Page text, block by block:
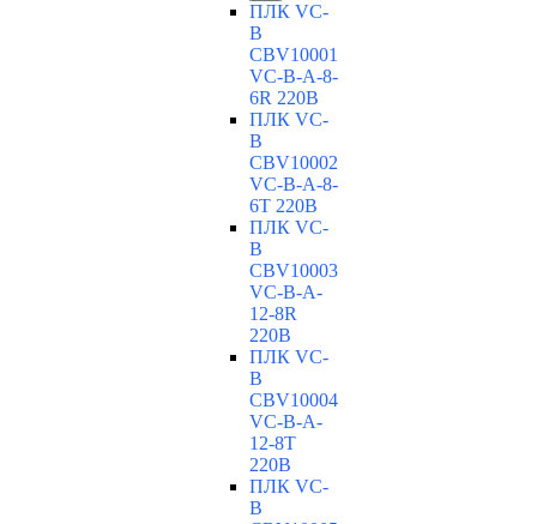
ПЛК VC-
B
CBV10001
VC-В-A-8-
6R 220В
ПЛК VC-
B
CBV10002
VC-В-A-8-
6T 220В
ПЛК VC-
B
CBV10003
VC-В-A-
12-8R
220В
ПЛК VC-
B
CBV10004
VC-В-A-
12-8T
220В
ПЛК VC-
B